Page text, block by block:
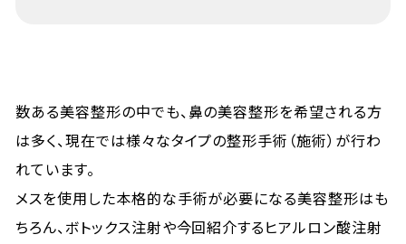
数ある美容整形の中でも、鼻の美容整形を希望される方
は多く、現在では様々なタイプの整形手術（施術）が行わ
れています。
メスを使用した本格的な手術が必要になる美容整形はも
ちろん、ボトックス注射や今回紹介するヒアルロン酸注射